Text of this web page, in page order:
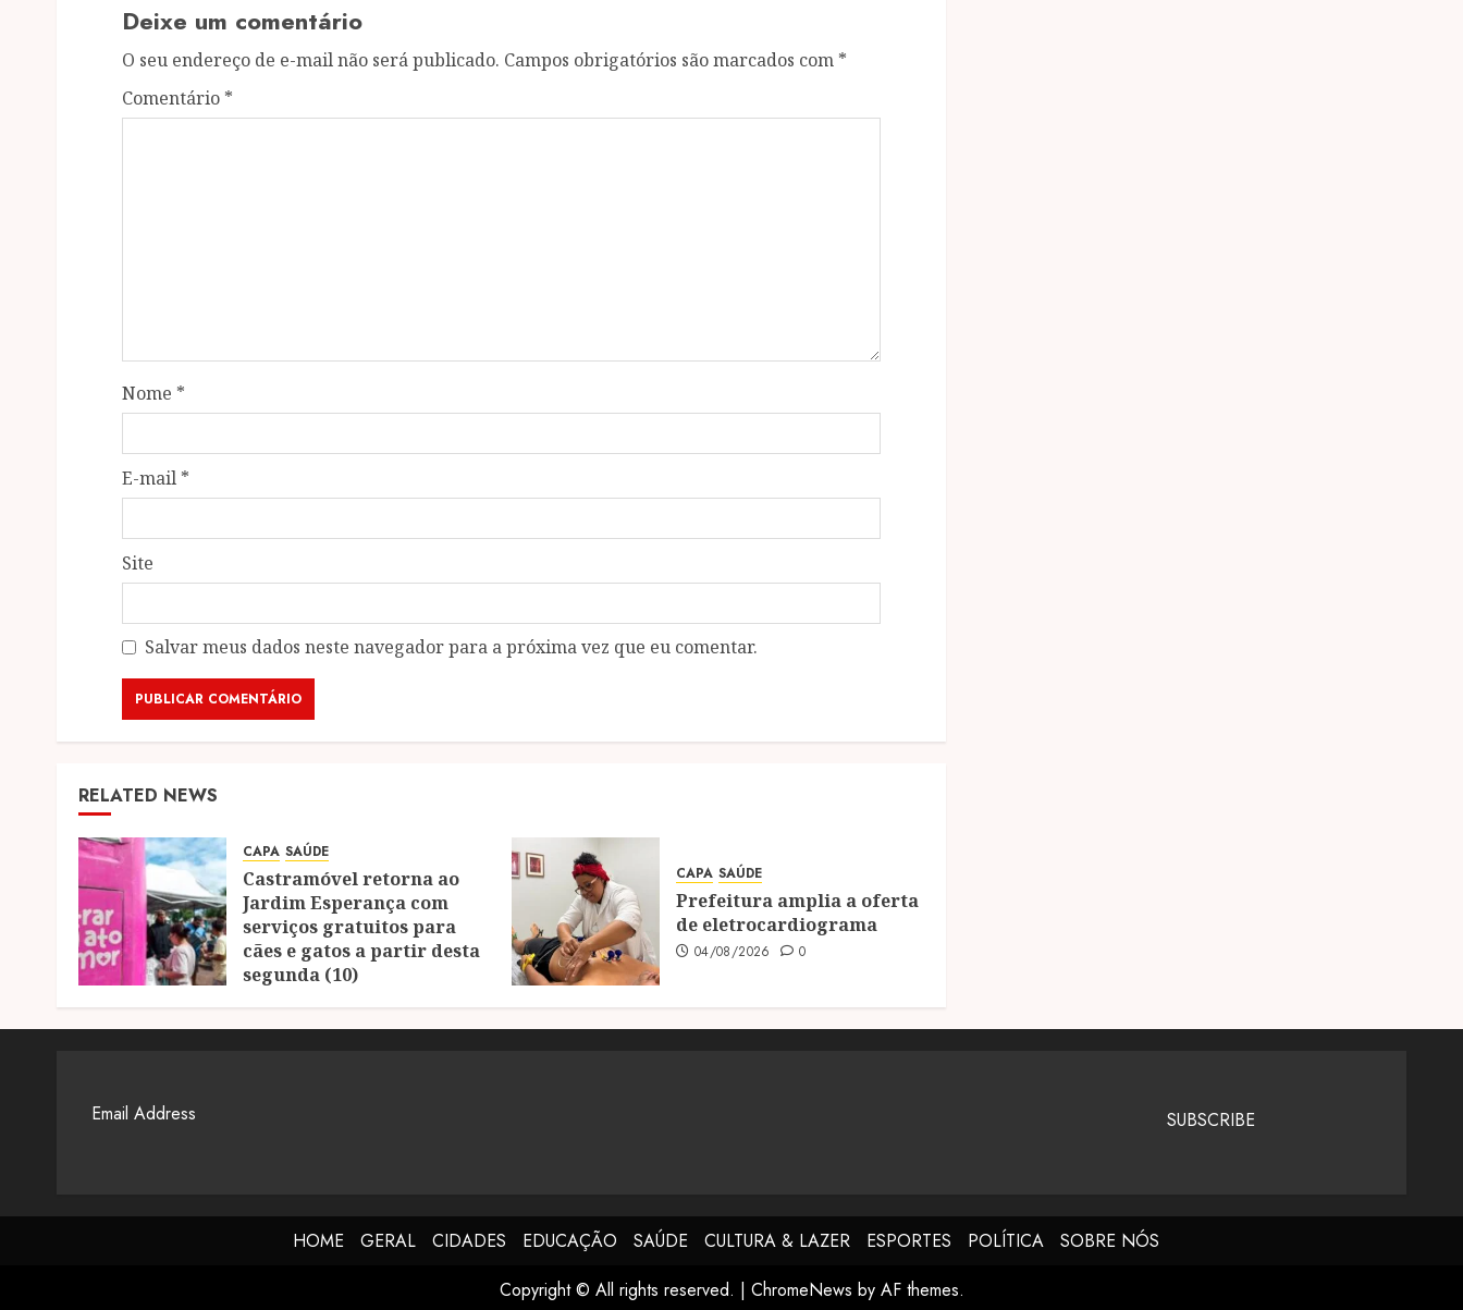
Deixe um comentário
O seu endereço de e-mail não será publicado. Campos obrigatórios são marcados com *
Comentário *
Nome *
E-mail *
Site
Salvar meus dados neste navegador para a próxima vez que eu comentar.
RELATED NEWS
CAPA SAÚDE
Castramóvel retorna ao
Jardim Esperança com
serviços gratuitos para
cães e gatos a partir desta
segunda (10)
CAPA SAÚDE
Prefeitura amplia a oferta
de eletrocardiograma
04/08/2026 0
SUBSCRIBE
HOME GERAL CIDADES EDUCAÇÃO SAÚDE CULTURA & LAZER ESPORTES POLÍTICA
SOBRE NÓS
Copyright © All rights reserved. | ChromeNews by AF themes.